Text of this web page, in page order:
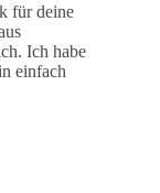
für deine
Ich habe
einfach